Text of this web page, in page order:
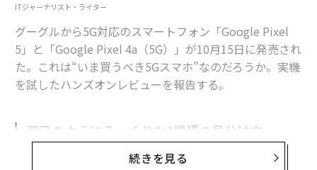
advertisement
ITジャーナリスト・ライター
グーグルから5G対応のスマートフォン「Google Pixel
5」と「Google Pixel 4a（5G）」が10月15日に発売され
た。これは“いま買うべき5Gスマホ”なのだろうか。実機
を試したハンズオンレビューを報告する。
双子のようにそっくりな2機種の見分け方
続きを見る